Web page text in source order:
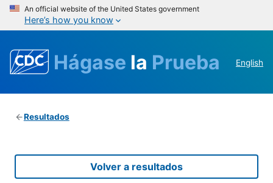
An official website of the United States government
Here’s how you know
Hágase la Prueba English
Resultados
Volver a resultados